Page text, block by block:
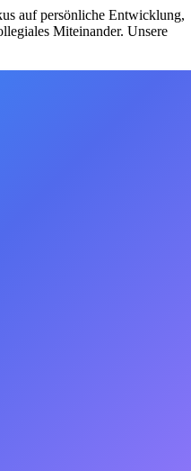
auf persönliche Entwicklung,
Miteinander. Unsere